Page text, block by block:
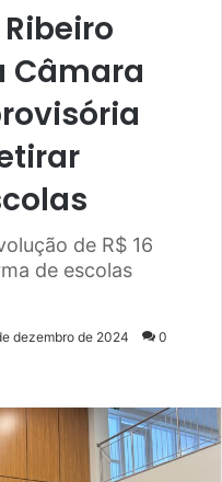
Câmara
de R$ 16
de escolas
dezembro de 2024 0